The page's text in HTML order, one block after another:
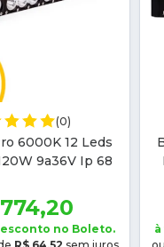
(0)
6000K 12 Leds
9a36V Ip 68
no Boleto.